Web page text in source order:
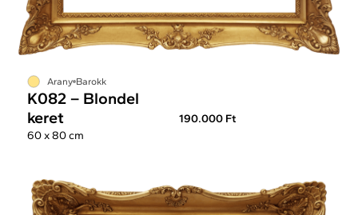
Arany Barokk
K082 – Blondel
keret
190.000 Ft
60 x 80 cm